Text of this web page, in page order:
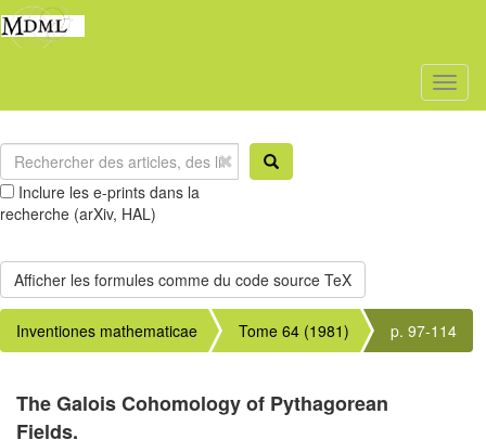
Inclure les e-prints dans la
recherche (arXiv, HAL)
Inventiones mathematicae Tome 64 (1981) p. 97-114
The Galois Cohomology of Pythagorean
Fields.